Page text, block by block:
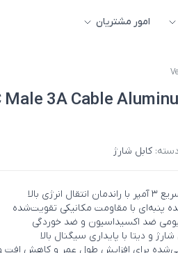
امور مشتریان
Male 3A Cable
دسته: کابل شارژ
انرژی بالا
پنبه‌ای با مقاومت مکانیکی تقویت‌شده
ضد اکسیداسیون و ضد خوردگی
و دیتا با پایداری سیگنال بالا
برای افزایش طول عمر و کاهش افت